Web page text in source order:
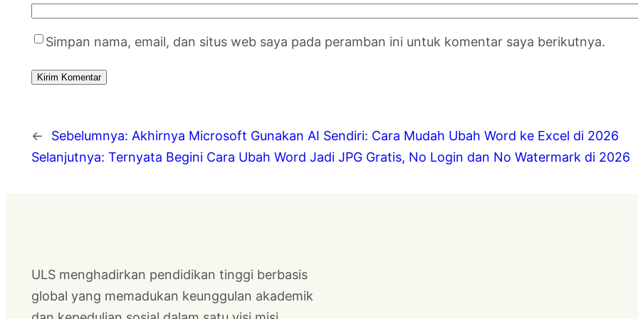
Simpan nama, email, dan situs web saya pada peramban ini untuk komentar saya berikutnya.
← Sebelumnya: Akhirnya Microsoft Gunakan AI Sendiri: Cara Mudah Ubah Word ke Excel di 2026
Selanjutnya: Ternyata Begini Cara Ubah Word Jadi JPG Gratis, No Login dan No Watermark di 2026
ULS menghadirkan pendidikan tinggi berbasis
global yang memadukan keunggulan akademik